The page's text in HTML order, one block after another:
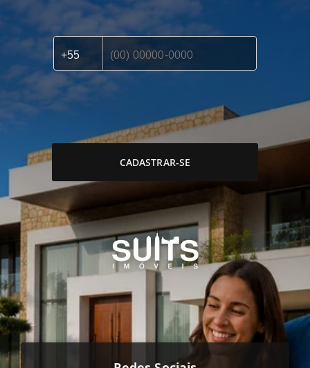
CADASTRAR-SE